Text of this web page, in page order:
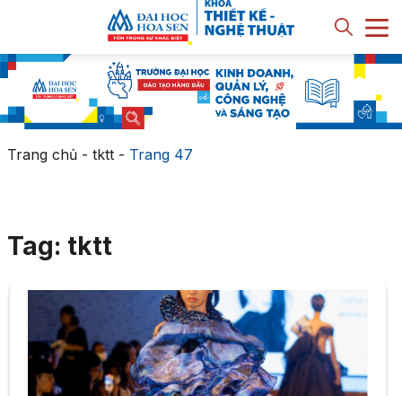
Trang chủ- tktt- Trang 47
Tag: tktt